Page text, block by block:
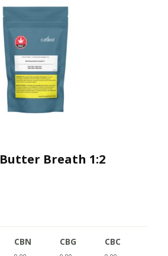
Breath 1:2
CBN CBG CBC